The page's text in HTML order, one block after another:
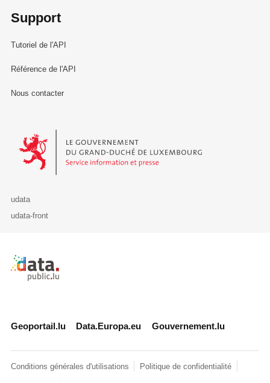
Support
Tutoriel de l'API
Référence de l'API
Nous contacter
Le Gouvernement du Grand-Duché de Luxembourg - Service
udata
udata-front
Retour à l'accueil de data.public.lu
Geoportail.lu Data.Europa.eu Gouvernement.lu
Conditions générales d'utilisations Politique de confidentialité